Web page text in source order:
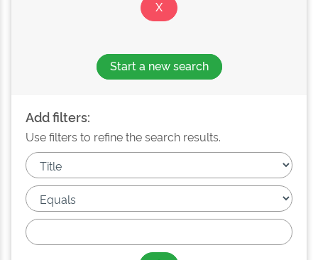
Start a new search
Add filters:
Use filters to refine the search results.